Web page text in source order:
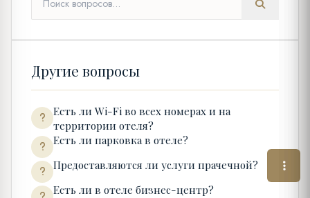
Другие вопросы
Есть ли Wi-Fi во всех номерах и на
территории отеля?
Есть ли парковка в отеле?
Предоставляются ли услуги прачечной?
Есть ли в отеле бизнес-центр?